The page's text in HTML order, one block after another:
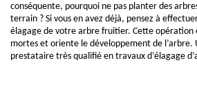
conséquente, pourquoi ne pas planter des
terrain ? Si vous en avez déjà, pensez à
élagage de votre arbre fruitier. Cette opération
mortes et oriente le développement de l’arbre.
prestataire très qualifié en travaux d’élagage